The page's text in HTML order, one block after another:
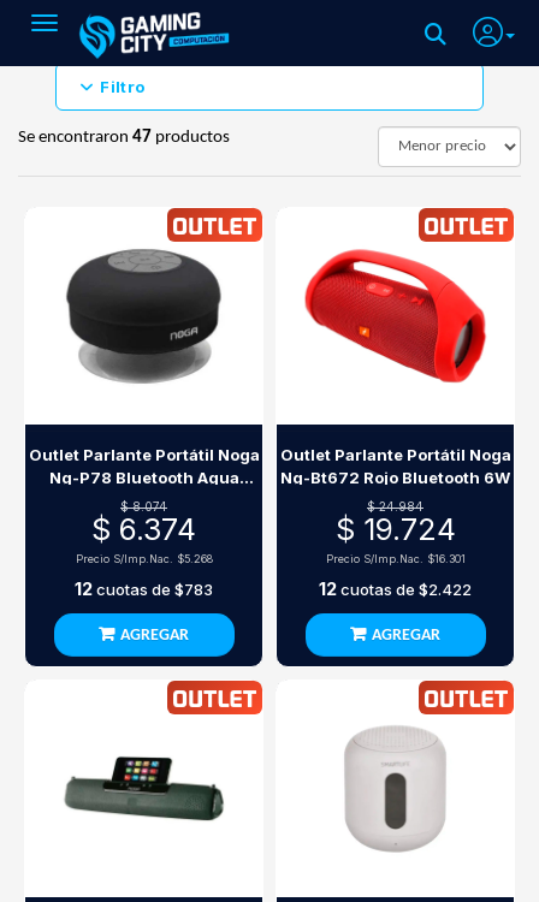
Toggle navigation
Filtro
Se encontraron 47 productos
Outlet Parlante Portátil Noga
Ng-P78 Bluetooth Agua
Negro
$ 8.074
$ 6.374
Precio S/Imp.Nac. $5.268
12cuotas de $783
AGREGAR
Outlet Parlante Portátil Noga
Ng-Bt672 Rojo Bluetooth 6W
$ 24.984
$ 19.724
Precio S/Imp.Nac. $16.301
12cuotas de $2.422
AGREGAR